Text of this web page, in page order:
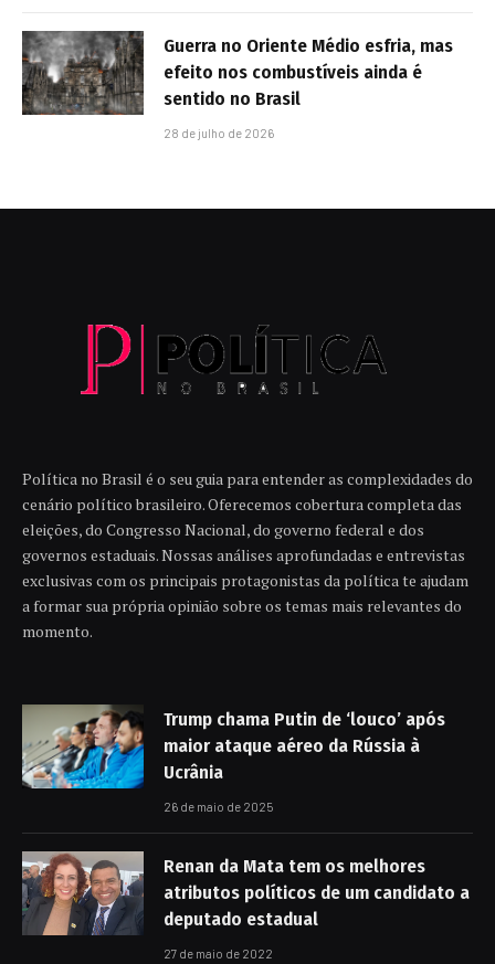
Guerra no Oriente Médio esfria, mas
efeito nos combustíveis ainda é
sentido no Brasil
28 de julho de 2026
Política no Brasil é o seu guia para entender as complexidades do
cenário político brasileiro. Oferecemos cobertura completa das
eleições, do Congresso Nacional, do governo federal e dos
governos estaduais. Nossas análises aprofundadas e entrevistas
exclusivas com os principais protagonistas da política te ajudam
a formar sua própria opinião sobre os temas mais relevantes do
momento.
Trump chama Putin de ‘louco’ após
maior ataque aéreo da Rússia à
Ucrânia
26 de maio de 2025
Renan da Mata tem os melhores
atributos políticos de um candidato a
deputado estadual
27 de maio de 2022